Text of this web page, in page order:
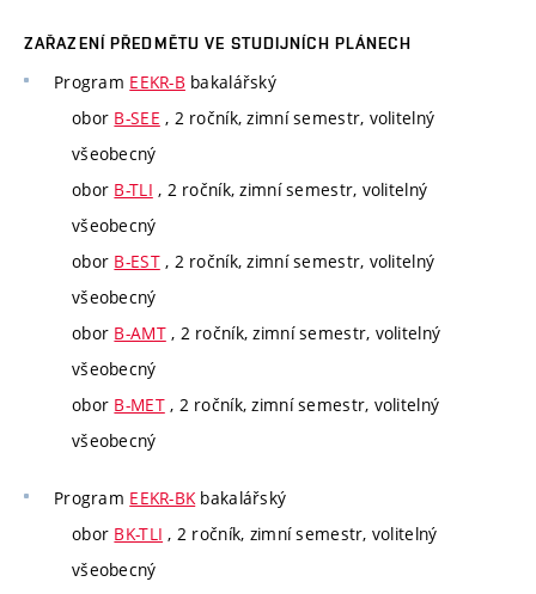
ZAŘAZENÍ PŘEDMĚTU VE STUDIJNÍCH PLÁNECH
Program EEKR-B bakalářský
obor B-SEE , 2 ročník, zimní semestr, volitelný
všeobecný
obor B-TLI , 2 ročník, zimní semestr, volitelný
všeobecný
obor B-EST, 2 ročník, zimní semestr, volitelný
všeobecný
obor B-AMT, 2 ročník, zimní semestr, volitelný
všeobecný
obor B-MET, 2 ročník, zimní semestr, volitelný
všeobecný
Program EEKR-BK bakalářský
obor BK-TLI , 2 ročník, zimní semestr, volitelný
všeobecný